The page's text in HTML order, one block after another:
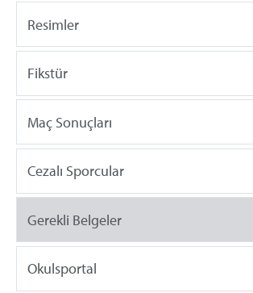
Resimler
Fikstür
Maç Sonuçları
Cezalı Sporcular
Gerekli Belgeler
Okulsportal